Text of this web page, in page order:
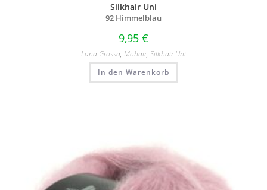
Silkhair Uni
92 Himmelblau
9,95 €
Lana Grossa, Mohair, Silkhair Uni
In den Warenkorb